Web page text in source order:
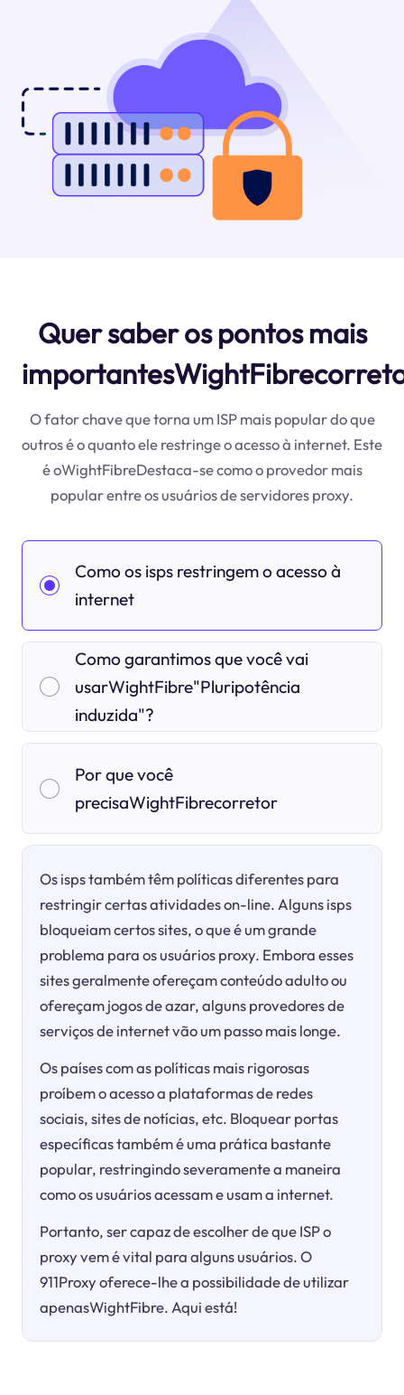
Quer saber os pontos mais
O fator chave que torna um ISP mais popular do que
outros é o quanto ele restringe o acesso à internet. Este
é oWightFibreDestaca-se como o provedor mais
popular entre os usuários de servidores proxy.
Como os isps restringem o acesso à
internet
Como garantimos que você vai
usarWightFibre"Pluripotência
induzida"?
Por que você
precisaWightFibrecorretor
Os isps também têm políticas diferentes para
restringir certas atividades on-line. Alguns isps
bloqueiam certos sites, o que é um grande
problema para os usuários proxy. Embora esses
sites geralmente ofereçam conteúdo adulto ou
ofereçam jogos de azar, alguns provedores de
serviços de internet vão um passo mais longe.
Os países com as políticas mais rigorosas
proíbem o acesso a plataformas de redes
sociais, sites de notícias, etc. Bloquear portas
específicas também é uma prática bastante
popular, restringindo severamente a maneira
como os usuários acessam e usam a internet.
Portanto, ser capaz de escolher de que ISP o
proxy vem é vital para alguns usuários. O
911Proxy oferece-lhe a possibilidade de utilizar
apenasWightFibre. Aqui está!